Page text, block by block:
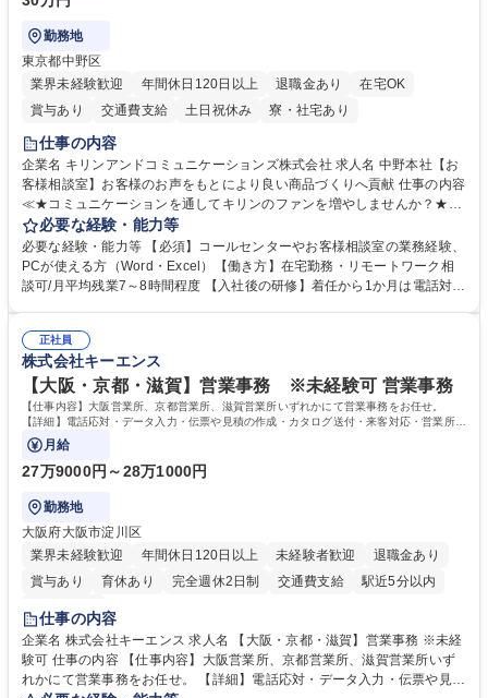
勤務地
東京都中野区
業界未経験歓迎
年間休日120日以上 退職金あり
在宅OK
賞与あり
交通費支給 土日祝休み 寮・社宅あり
仕事の内容
企業名 キリンアンドコミュニケーションズ株式会社 求人名 中野本社【お
客様相談室】お客様のお声をもとにより良い商品づくりへ貢献 仕事の内容
≪★コミュニケーションを通してキリンのファンを増やしませんか？★≫
お客様のお声をより良い商品づくりに活かしていく上で、窓口となるお客
様相談室でのお仕事です。 日々お客様からいただくキリングループへのご
意見を、企業活動に活かしています。お客様からの声に迅速かつ誠意をも
って対応、情報提供するとともにグループ内活動に反映しています。 【具
平均100件前後■メール・手紙：同上40件前後 募集職種 中野本社【お客様
相談室】お客様のお声をもとにより良い商品づくりへ貢献
必要な経験・能力等
必要な経験・能力等 【必須】コールセンターやお客様相談室の業務経験、
PCが使える方（Word・Excel）【働き方】在宅勤務・リモートワーク相
談可/月平均残業7～8時間程度 【入社後の研修】着任から1か月は電話対応
すのでご安心ください。 【当社について】キリングループの広報機能を担
う会社として、お客様との出会いを大切にし、磨き上げたホスピタリティ
を込めてコミュニケーションをとりながら広報関連業務を行っておりま
す。 学歴・資格 学歴：大学院 大学 高専 短大 専修学校 高校 語学力： 資
格：
正社員
株式会社キーエンス
【大阪・京都・滋賀】営業事務 ※未経験可 営業事務
【仕事内容】大阪営業所、京都営業所、滋賀営業所いずれかにて営業事務をお任せ。
【詳細】電話応対・データ入力・伝票や見積の作成・カタログ送付・来客対応・営業所内
で発生する事務業務や業務改善をお任せ。
月給
27万9000円～28万1000円
勤務地
大阪府大阪市淀川区
業界未経験歓迎
年間休日120日以上 未経験者歓迎
退職金あり
賞与あり
育休あり 完全週休2日制 交通費支給
駅近5分以内
土日祝休み
仕事の内容
企業名 株式会社キーエンス 求人名 【大阪・京都・滋賀】営業事務 ※未経
験可 仕事の内容 【仕事内容】大阪営業所、京都営業所、滋賀営業所いず
れかにて営業事務をお任せ。 【詳細】電話応対・データ入力・伝票や見積